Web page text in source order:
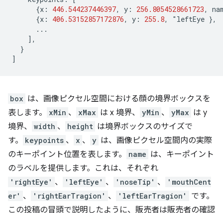
{x : 446.544237446397, y : 256.8054528661723,
{x : 406.53152857172876, y : 255.8, " leftEye },
...
],
}
]
box は、画像ピクセル空間における顔の境界ボックスを
表します。
xMin 、 xMax は x 境界、 yMin 、 yMax は y
境界、
width 、 height は境界ボックスのサイズで
す。
keypoints 、 x 、 y は、画像ピクセル空間内の実際
のキーポイント位置を表します。
name は、キーポイント
のラベルを提供します。これは、それぞれ
'rightEye' 、 'leftEye' 、 'noseTip' 、
'mouthCent
er' 、 'rightEarTragion' 、 'leftEarTragion'
です。
この投稿の冒頭で説明したように、販売者は販売者の確認